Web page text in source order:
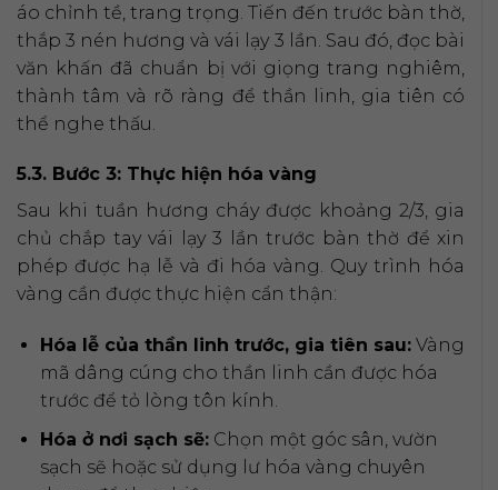
áo chỉnh tề, trang trọng. Tiến đến trước bàn thờ,
thắp 3 nén hương và vái lạy 3 lần. Sau đó, đọc bài
văn khấn đã chuẩn bị với giọng trang nghiêm,
thành tâm và rõ ràng để thần linh, gia tiên có
thể nghe thấu.
5.3. Bước 3: Thực hiện hóa vàng
Sau khi tuần hương cháy được khoảng 2/3, gia
chủ chắp tay vái lạy 3 lần trước bàn thờ để xin
phép được hạ lễ và đi hóa vàng. Quy trình hóa
vàng cần được thực hiện cẩn thận:
Hóa lễ của thần linh trước, gia tiên sau:Vàng
mã dâng cúng cho thần linh cần được hóa
trước để tỏ lòng tôn kính.
Hóa ở nơi sạch sẽ:Chọn một góc sân, vườn
sạch sẽ hoặc sử dụng lư hóa vàng chuyên